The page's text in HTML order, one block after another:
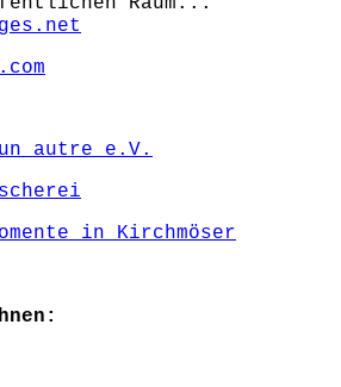
autre e.V.
in Kirchmöser